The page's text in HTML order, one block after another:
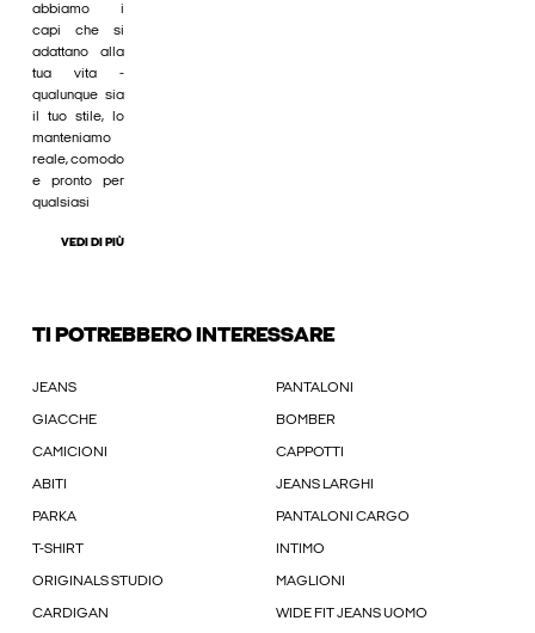
abbiamo i
capi che si
adattano alla
tua vita -
qualunque sia
il tuo stile, lo
manteniamo
reale, comodo
e pronto per
qualsiasi
VEDI DI PIÙ
TI POTREBBERO INTERESSARE
JEANS PANTALONI
GIACCHE BOMBER
CAMICIONI CAPPOTTI
ABITI JEANS LARGHI
PARKA PANTALONI CARGO
T-SHIRT INTIMO
ORIGINALS STUDIO MAGLIONI
CARDIGAN WIDE FIT JEANS UOMO